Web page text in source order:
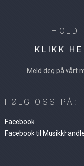
HOLD
KLIKK
Meld deg på vårt
FØLG OSS PÅ:
Facebook
Facebook til